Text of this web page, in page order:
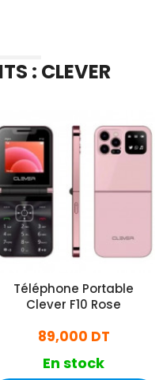
: CLEVER
Téléphone Portable
Clever F10 Rose
89,000 DT
En stock